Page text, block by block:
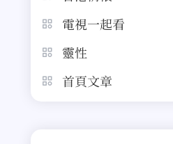
電視一起看
靈性
首頁文章